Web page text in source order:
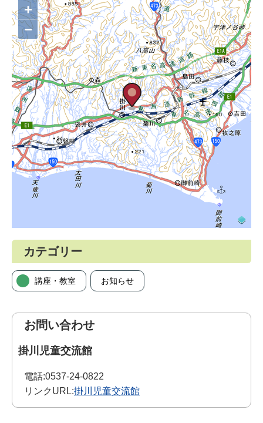
+
−
カテゴリー
講座・教室 お知らせ
お問い合わせ
掛川児童交流館
電話:0537-24-0822
リンクURL:掛川児童交流館